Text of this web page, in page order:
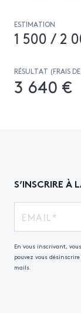
ESTIMATION
1 500 / 2
RÉSULTAT (FRAIS
3 640 €
S’INSCRIRE À
En vous inscrivant,
pouvez vous
mails.